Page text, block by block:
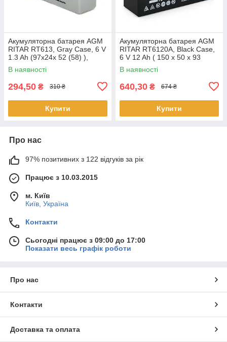
Акумуляторна батарея AGM
RITAR RT613, Gray Case, 6 V
1.3 Ah (97х24х 52 (58) ),
0.305 kg Q20
В наявності
294,50 ₴ 310 ₴
Купити
Акумуляторна батарея AGM
RITAR RT6120A, Black Case,
6 V 12 Ah ( 150 х 50 х 93
(99)), 1.66kg Q10
В наявності
640,30 ₴ 674 ₴
Купити
Про нас
97% позитивних з 122 відгуків за рік
Працює з 10.03.2015
м. Київ
Київ, Україна
Контакти
Сьогодні працює з 09:00 до 17:00
Показати весь графік роботи
Про нас
Контакти
Доставка та оплата